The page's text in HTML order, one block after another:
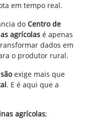
em tempo real.
do Centro de
agrícolas é apenas
dados em
o produtor rural.
exige mais que
. E é aqui que a
agrícolas;